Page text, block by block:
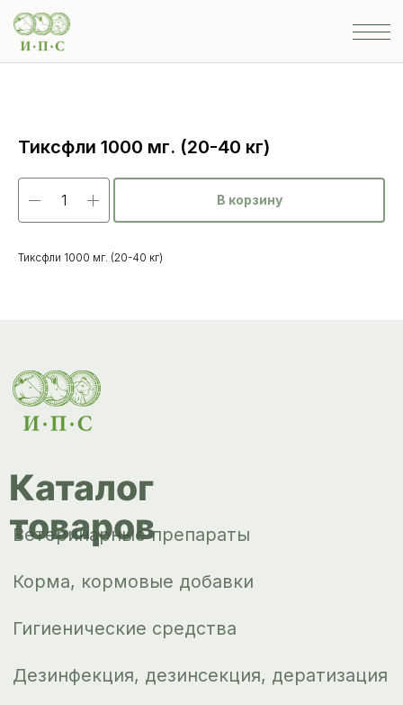
Тиксфли 1000 мг. (20-40 кг)
В корзину
Тиксфли 1000 мг. (20-40 кг)
товаров
Инкубация
Доставка и
Ветеринарные препараты
Корма, кормовые добавки
Дезинфекция, дезинсекция, дератизация
Изделия ветеринарного назначения
Сопутствующие товары